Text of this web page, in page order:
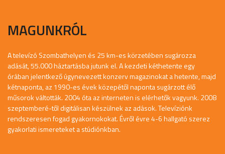
MAGUNKRÓL
A televízó Szombathelyen és 25 km-es körzetében sugározza
adását, 55.000 háztartásba jutunk el. A kezdeti kéthetente egy
órában jelentkező úgynevezett konzerv magazinokat a hetente, majd
kétnaponta, az 1990-es évek közepétől naponta sugárzott élő
műsorok váltották. 2004 óta az interneten is elérhetők vagyunk. 2008
szeptemberé-től digitálisan készülnek az adások. Televíziónk
rendszeresen fogad gyakornokokat. Évről évre 4-6 hallgató szerez
gyakorlati ismereteket a stúdiónkban.